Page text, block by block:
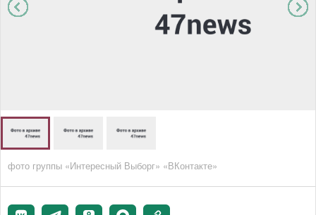
фото группы «Интересный Выборг» «ВКонтакте»